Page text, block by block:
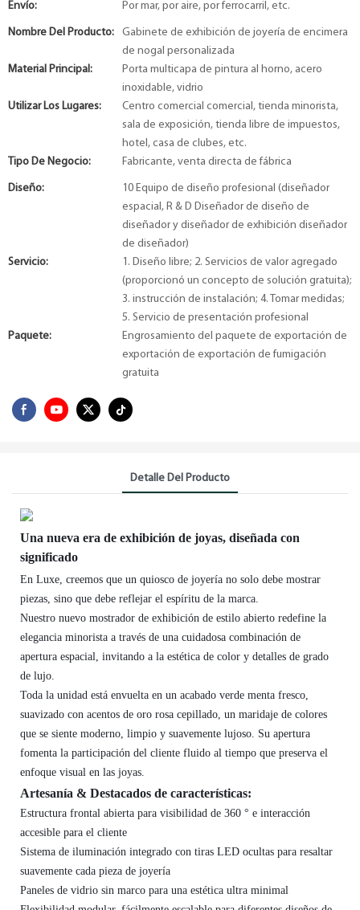
Envío: Por mar, por aire, por ferrocarril, etc.
Nombre Del Producto:
Gabinete de exhibición de joyería de encimera
de nogal personalizada
Material Principal:
Porta multicapa de pintura al horno, acero
inoxidable, vidrio
Utilizar Los Lugares:
Centro comercial comercial, tienda minorista,
sala de exposición, tienda libre de impuestos,
hotel, casa de clubes, etc.
Tipo De Negocio:
Fabricante, venta directa de fábrica
Diseño:
10 Equipo de diseño profesional (diseñador
espacial, R & D Diseñador de diseño de
diseñador y diseñador de exhibición diseñador
de diseñador)
Servicio:
1. Diseño libre; 2. Servicios de valor agregado
(proporcionó un concepto de solución gratuita);
3. instrucción de instalación; 4. Tomar medidas;
5. Servicio de presentación profesional
Paquete:
Engrosamiento del paquete de exportación de
exportación de exportación de fumigación
gratuita
Detalle Del Producto
Una nueva era de exhibición de joyas, diseñada con
significado
En Luxe, creemos que un quiosco de joyería no solo debe mostrar
piezas, sino que debe reflejar el espíritu de la marca.
Nuestro nuevo mostrador de exhibición de estilo abierto redefine la
elegancia minorista a través de una cuidadosa combinación de
apertura espacial, invitando a la estética de color y detalles de grado
de lujo.
Toda la unidad está envuelta en un acabado verde menta fresco,
suavizado con acentos de oro rosa cepillado, un maridaje de colores
que se siente moderno, limpio y suavemente lujoso. Su apertura
fomenta la participación del cliente fluido al tiempo que preserva el
enfoque visual en las joyas.
Artesanía & Destacados de características:
Estructura frontal abierta para visibilidad de 360 ​​° e interacción
accesible para el cliente
Sistema de iluminación integrado con tiras LED ocultas para resaltar
suavemente cada pieza de joyería
Paneles de vidrio sin marco para una estética ultra minimal